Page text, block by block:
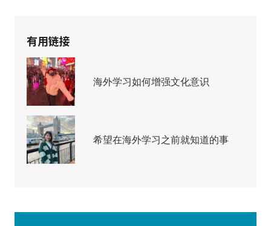
有用链接
海外学习如何增强文化意识
希望在海外学习之前就知道的事